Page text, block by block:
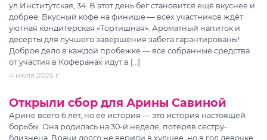
ул.Институтская, 34. В этот день бег становится ещё вкуснее и
добрее: Вкусный кофе на финише — всех участников ждёт
уютная кондитерская «Тортишная». Ароматный напиток и
десерты для лучшего завершения забега гарантированы!
Доброе дело в каждой пробежке — все собранные средства
от участия в Коферанах идут в […]
4 июля 2026 г.
Открыли сбор для Арины Савиной
Арине всего 6 лет, но её история — это история настоящей
борьбы. Она родилась на 30-й неделе, потеряв сестру-
близнеца. Врачи долго не верили в худшее, но в год девочке